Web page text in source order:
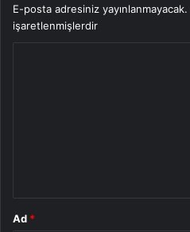
E-posta adresiniz yayınlanmayacak.
işaretlenmişlerdir
Ad *